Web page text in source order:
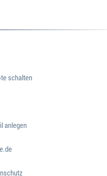
schalten
anlegen